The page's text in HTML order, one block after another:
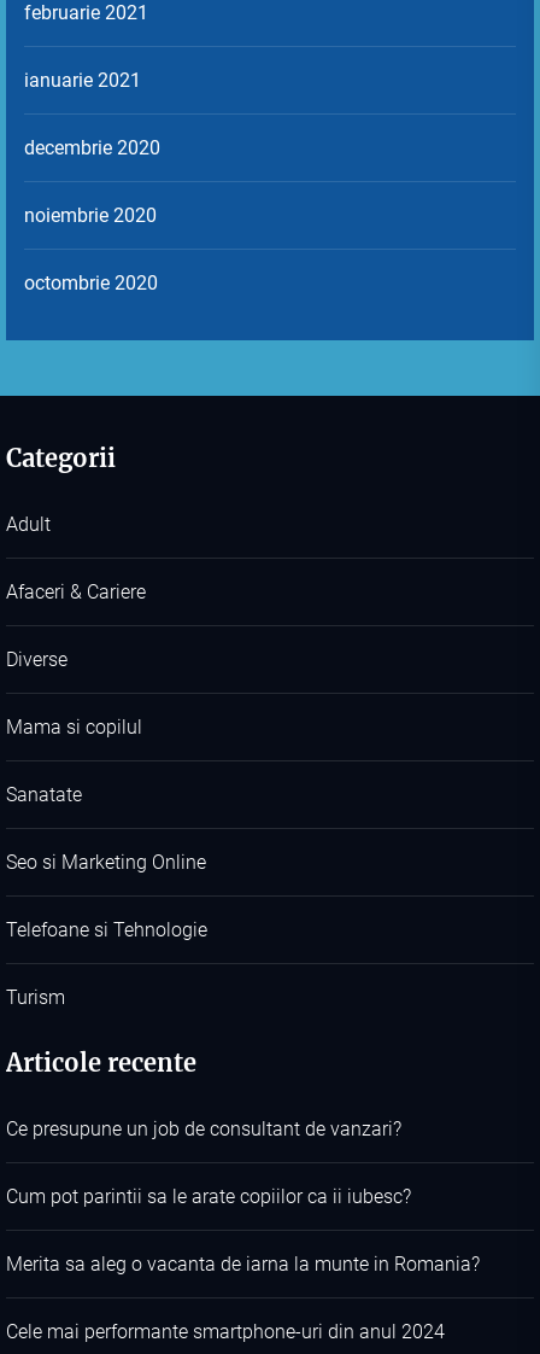
februarie 2021
ianuarie 2021
decembrie 2020
noiembrie 2020
octombrie 2020
Categorii
Adult
Afaceri & Cariere
Diverse
Mama si copilul
Sanatate
Seo si Marketing Online
Telefoane si Tehnologie
Turism
Articole recente
Ce presupune un job de consultant de vanzari?
Cum pot parintii sa le arate copiilor ca ii iubesc?
Merita sa aleg o vacanta de iarna la munte in Romania?
Cele mai performante smartphone-uri din anul 2024